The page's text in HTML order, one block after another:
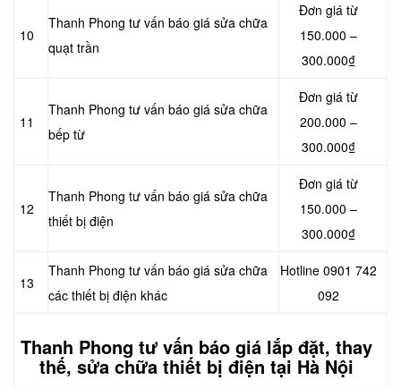
10
Thanh Phong tư vấn báo giá sửa chữa
quạt trần
Đơn giá từ
150.000 –
300.000₫
11
Thanh Phong tư vấn báo giá sửa chữa
bếp từ
Đơn giá từ
200.000 –
300.000₫
12
Thanh Phong tư vấn báo giá sửa chữa
thiết bị điện
Đơn giá từ
150.000 –
300.000₫
13
Thanh Phong tư vấn báo giá sửa chữa
các thiết bị điện khác
Hotline 0901 742
092
Thanh Phong tư vấn báo giálắp đặt, thay
thế, sửa chữa thiết bị điện tại Hà Nội